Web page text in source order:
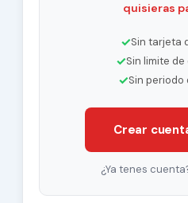
quisieras
✓Sin tarjeta
✓Sin limite
✓Sin periodo
Crear
¿Ya tenes